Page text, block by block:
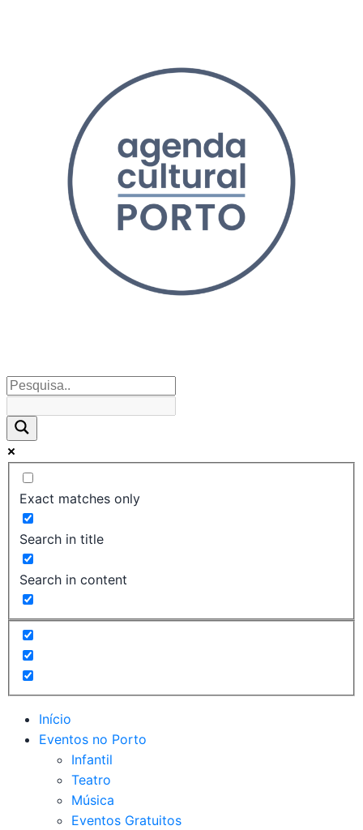
Exact matches only
Search in title
Search in content
Início
Eventos no Porto
Infantil
Teatro
Música
Eventos Gratuitos